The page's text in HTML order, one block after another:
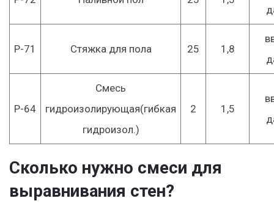
Р-71 Стяжка для пола 25 1,8
Р-64
Смесь
гидроизолирующая(гибкая
гидроизол.)
2 1,5
Сколько нужно смеси для
выравнивания стен?